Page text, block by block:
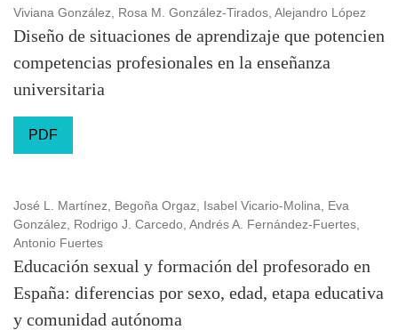
Viviana González, Rosa M. González-Tirados, Alejandro López
Diseño de situaciones de aprendizaje que potencien
competencias profesionales en la enseñanza
universitaria
PDF
José L. Martínez, Begoña Orgaz, Isabel Vicario-Molina, Eva
González, Rodrigo J. Carcedo, Andrés A. Fernández-Fuertes,
Antonio Fuertes
Educación sexual y formación del profesorado en
España: diferencias por sexo, edad, etapa educativa
y comunidad autónoma